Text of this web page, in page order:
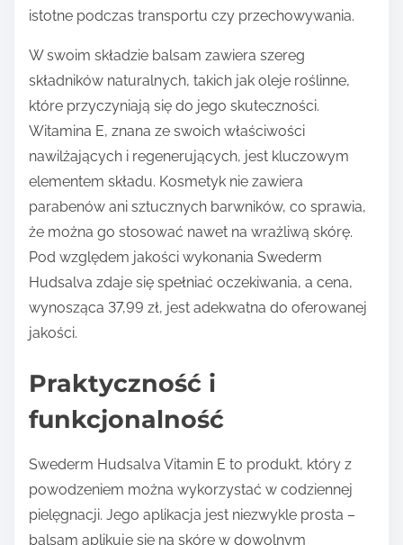
istotne podczas transportu czy przechowywania.
W swoim składzie balsam zawiera szereg
składników naturalnych, takich jak oleje roślinne,
które przyczyniają się do jego skuteczności.
Witamina E, znana ze swoich właściwości
nawilżających i regenerujących, jest kluczowym
elementem składu. Kosmetyk nie zawiera
parabenów ani sztucznych barwników, co sprawia,
że można go stosować nawet na wrażliwą skórę.
Pod względem jakości wykonania Swederm
Hudsalva zdaje się spełniać oczekiwania, a cena,
wynosząca 37,99 zł, jest adekwatna do oferowanej
jakości.
Praktyczność i
funkcjonalność
Swederm Hudsalva Vitamin E to produkt, który z
powodzeniem można wykorzystać w codziennej
pielęgnacji. Jego aplikacja jest niezwykle prosta –
balsam aplikuje się na skórę w dowolnym